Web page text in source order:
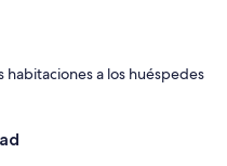
habitaciones a los huéspedes